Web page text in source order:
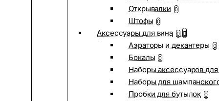
Открывалки 0
Штофы 0
Аксессуары для вина 0
Аэраторы и декантеры 0
Бокалы 0
Наборы аксессуаров
Наборы для
Пробки для бутылок 0